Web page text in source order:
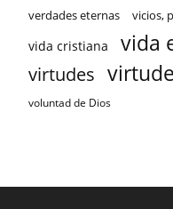
verdades eternas vicios,
vida cristiana vida
virtudes
voluntad de Dios